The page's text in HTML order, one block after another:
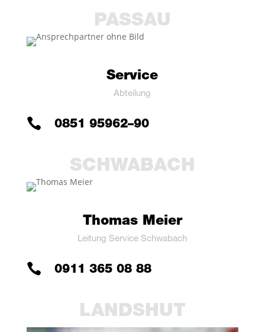
PAS­SAU
Ser­vice
Abtei­lung
 0851 95962–90
SCHWA­BACH
Tho­mas Meier
Lei­tung Ser­vice Schwabach
 0911 365 08 88
LANDS­HUT